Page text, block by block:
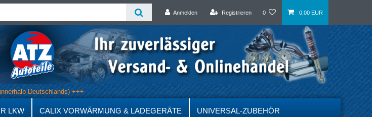
Anmelden Registrieren 0 0,00 EUR
(innerhalb Deutschlands) +++
LKW CALIX VORWÄRMUNG & LADEGERÄTE UNIVERSAL-ZUBEHÖR